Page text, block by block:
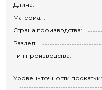
Длина:
Материал:
Страна производства:
Раздел:
Тип производства:
Уровень точности прокатки: